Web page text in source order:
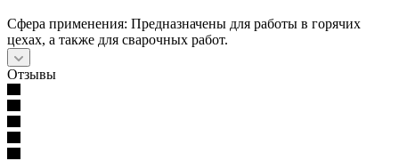
Сфера применения: Предназначены для работы в горячих
цехах, а также для сварочных работ.
Отзывы